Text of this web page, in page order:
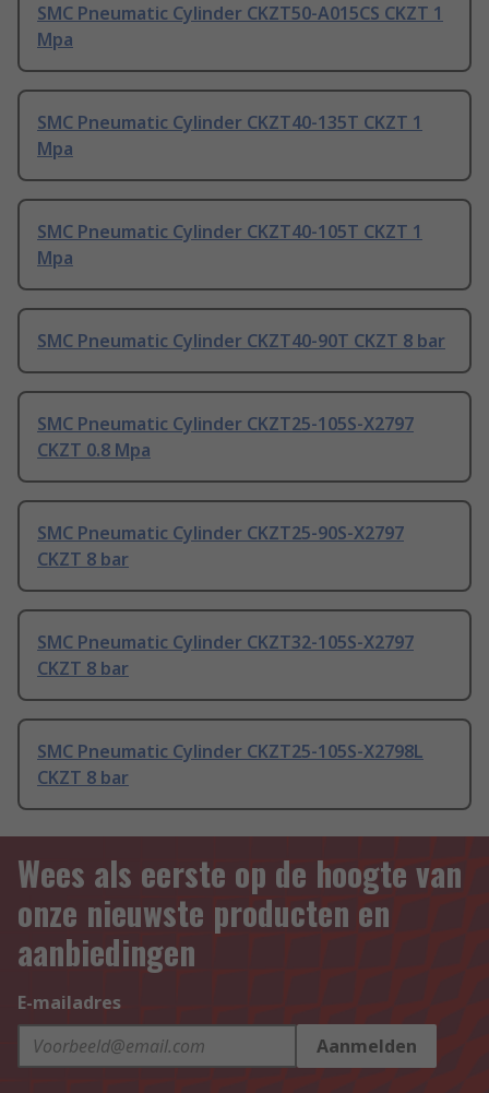
SMC Pneumatic Cylinder CKZT50-A015CS CKZT 1
Mpa
SMC Pneumatic Cylinder CKZT40-135T CKZT 1
Mpa
SMC Pneumatic Cylinder CKZT40-105T CKZT 1
Mpa
SMC Pneumatic Cylinder CKZT40-90T CKZT 8 bar
SMC Pneumatic Cylinder CKZT25-105S-X2797
CKZT 0.8 Mpa
SMC Pneumatic Cylinder CKZT25-90S-X2797
CKZT 8 bar
SMC Pneumatic Cylinder CKZT32-105S-X2797
CKZT 8 bar
SMC Pneumatic Cylinder CKZT25-105S-X2798L
CKZT 8 bar
Wees als eerste op de hoogte van
onze nieuwste producten en
aanbiedingen
E-mailadres
Aanmelden